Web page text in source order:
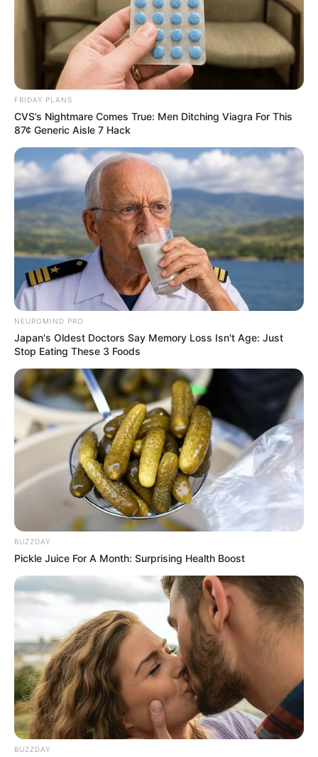
FRIDAY PLANS
CVS’s Nightmare Comes True: Men Ditching Viagra For This
87¢ Generic Aisle 7 Hack
NEUROMIND PRO
Japan's Oldest Doctors Say Memory Loss Isn't Age: Just
Stop Eating These 3 Foods
BUZZDAY
Pickle Juice For A Month: Surprising Health Boost
BUZZDAY